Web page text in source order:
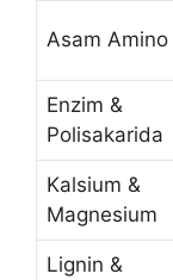
Asam Amino
Enzim &
Polisakarida
Kalsium &
Magnesium
Lignin &